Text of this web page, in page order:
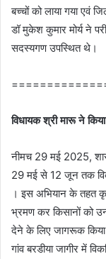
बच्चों को लाया गया एवं
डॉ मुकेश कुमार मोर्य ने
सदस्‍यगण उपस्थित थे।
विधायक श्री मारू ने
नीमच 29 मई 2025,
29 मई से 12 जून तक
। इस अभियान के तहत
भ्रमण कर किसानों को
देने के लिए जागरूक किया
गांव बरडीया जागीर में